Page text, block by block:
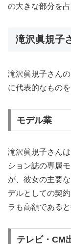
の大きな部分を
滝沢眞規子
滝沢眞規子さん
に代表的なもの
モデル業
滝沢眞規子さん
ション誌の専属
が、彼女の主要
デルとしての契
ラも高額である
テレビ・CM